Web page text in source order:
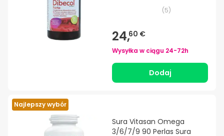
(5)
24,60 €
Wysyłka w ciągu 24-72h
Dodaj
Najlepszy wybór
Sura Vitasan Omega
3/6/7/9 90 Perlas Sura